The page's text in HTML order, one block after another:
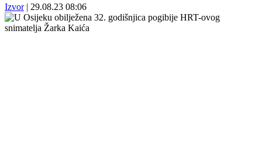
Izvor | 29.08.23 08:06